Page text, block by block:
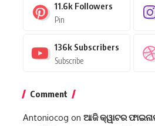
11.6k Followers
Pin
136k Subscribers
Subscribe
Comment
Antoniocog on ଆଜି କ୍ୱାଟର